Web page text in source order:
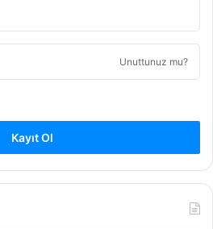
Unuttunuz mu?
Kayıt Ol